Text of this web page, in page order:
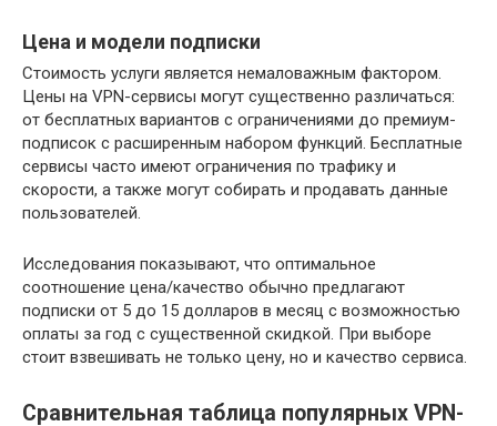
Цена и модели подписки
Стоимость услуги является немаловажным фактором.
Цены на VPN-сервисы могут существенно различаться:
от бесплатных вариантов с ограничениями до премиум-
подписок с расширенным набором функций. Бесплатные
сервисы часто имеют ограничения по трафику и
скорости, а также могут собирать и продавать данные
пользователей.
Исследования показывают, что оптимальное
соотношение цена/качество обычно предлагают
подписки от 5 до 15 долларов в месяц с возможностью
оплаты за год с существенной скидкой. При выборе
стоит взвешивать не только цену, но и качество сервиса.
Сравнительная таблица популярных VPN-